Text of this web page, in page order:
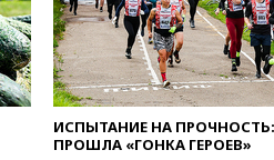
вчера,
вчера,
ИСПЫТАНИЕ НА
ПРОШЛА «ГОНКА ГЕРОЕВ»